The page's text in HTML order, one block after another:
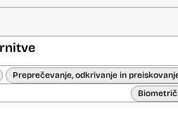
Preprečevanje, odkrivanje in